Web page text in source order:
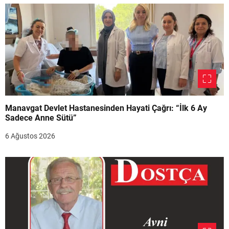
Manavgat Devlet Hastanesinden Hayati Çağrı: “İlk 6 Ay
Sadece Anne Sütü”
6 Ağustos 2026